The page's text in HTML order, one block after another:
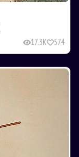
17.3K 574